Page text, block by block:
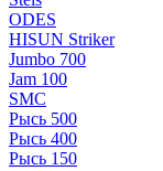
ОDЕS
HISUN Striker
Jumbo 700
Jam 100
SMC
Рысь 500
Рысь 400
Рысь 150